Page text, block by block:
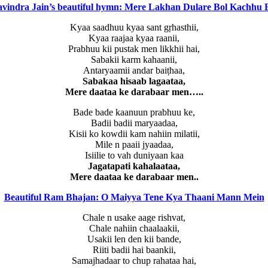
Jain’s beautiful hymn: Mere Lakhan Dulare Bol Kachhu
Kyaa saadhuu kyaa sant gṛhasthii,
Kyaa raajaa kyaa raanii,
Prabhuu kii pustak men likkhii hai,
Sabakii karm kahaanii,
Antaryaamii andar baiṭhaa,
Sabakaa hisaab lagaataa,
Mere daataa ke darabaar men…..
Bade bade kaanuun prabhuu ke,
Badii badii maryaadaa,
Kisii ko kowdii kam nahiin milatii,
Mile n paaii jyaadaa,
Isiilie to vah duniyaan kaa
Jagatapati kahalaataa,
Mere daataa ke darabaar men..
Beautiful Ram Bhajan: O Maiyya Tene Kya Thaani Mann Mein
Chale n usake aage rishvat,
Chale nahiin chaalaakii,
Usakii len den kii bande,
Riiti badii hai baankii,
Samajhadaar to chup rahataa hai,